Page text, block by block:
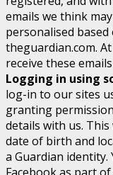
emails we think
personalised
theguardian.com.
receive these
Logging in using
log-in to our sites
granting
details with us.
date of birth and
a Guardian